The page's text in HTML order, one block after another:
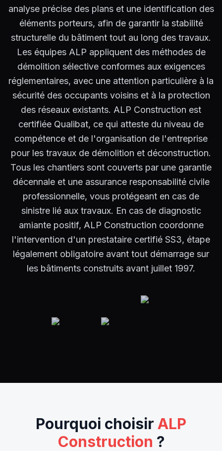
analyse précise des plans et une identification des
éléments porteurs, afin de garantir la stabilité
structurelle du bâtiment tout au long des travaux.
Les équipes ALP appliquent des méthodes de
démolition sélective conformes aux exigences
réglementaires, avec une attention particulière à la
sécurité des occupants voisins et à la protection
des réseaux existants. ALP Construction est
certifiée Qualibat, ce qui atteste du niveau de
compétence et de l'organisation de l'entreprise
pour les travaux de démolition et déconstruction.
Tous les chantiers sont couverts par une garantie
décennale et une assurance responsabilité civile
professionnelle, vous protégeant en cas de
sinistre lié aux travaux. En cas de diagnostic
amiante positif, ALP Construction coordonne
l'intervention d'un prestataire certifié SS3, étape
légalement obligatoire avant tout démarrage sur
les bâtiments construits avant juillet 1997.
Pourquoi choisir ALP
Construction ?